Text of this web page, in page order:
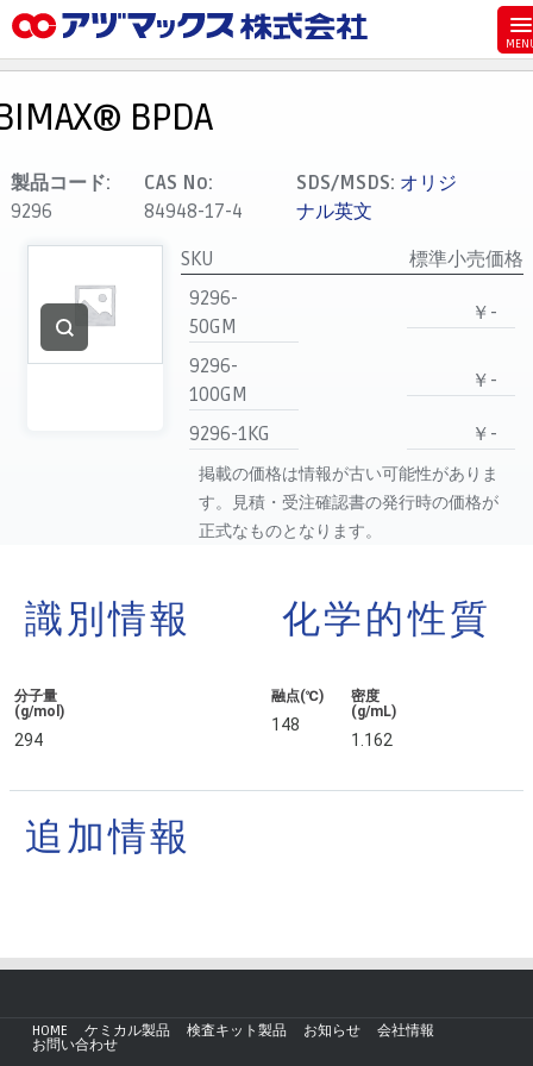
お気に入り
カート
マイアカウント
代理店一覧
支払い
BPDA
製品コード:
9296
CAS No:
84948-17-4
SDS/MSDS: オリジ
ナル英文
SKU
標準小売価格
9296-
50GM
￥-
9296-
100GM
￥-
9296-1KG ￥-
掲載の価格は情報が古い可能性がありま
す。見積・受注確認書の発行時の価格が
正式なものとなります。
識別情報
分子量
(g/mol)
294
化学的性質
融点(℃)
148
密度
(g/mL)
1.162
追加情報
HOME ケミカル製品 検査キット製品 お知らせ
会社情報
お問い合わせ